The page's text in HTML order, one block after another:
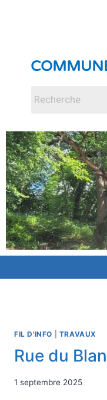
FIL D'INFO TRAVAUX
Rue du
1 septembre 2025